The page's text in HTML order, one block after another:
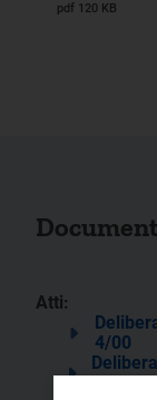
pdf 120 KB
Atti:
4/00
206/99